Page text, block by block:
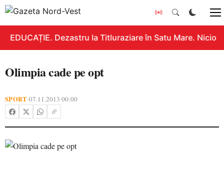
EDUCAȚIE. Dezastru la Titluraziare în Satu Mare. Nicio
Olimpia cade pe opt
SPORT•07.11.2013 00:00